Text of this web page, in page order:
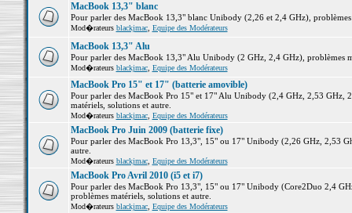
MacBook 13,3" blanc
Pour parler des MacBook 13,3" blanc Unibody (2,26 et 2,4 GHz),
Mod�rateurs blackjmac, Equipe des Modérateurs
MacBook 13,3" Alu
Pour parler des MacBook 13,3" Alu Unibody (2 GHz, 2,4 GHz), problèmes
Mod�rateurs blackjmac, Equipe des Modérateurs
MacBook Pro 15" et 17" (batterie amovible)
Pour parler des MacBook Pro 15" et 17" Alu Unibody (2,4 GHz, 2,53 GHz,
matériels, solutions et autre.
Mod�rateurs blackjmac, Equipe des Modérateurs
MacBook Pro Juin 2009 (batterie fixe)
Pour parler des MacBook Pro 13,3", 15" ou 17" Unibody (2,26 GHz, 2,53
autre.
Mod�rateurs blackjmac, Equipe des Modérateurs
MacBook Pro Avril 2010 (i5 et i7)
Pour parler des MacBook Pro 13,3", 15" ou 17" Unibody (Core2Duo 2,4
problèmes matériels, solutions et autre.
Mod�rateurs blackjmac, Equipe des Modérateurs